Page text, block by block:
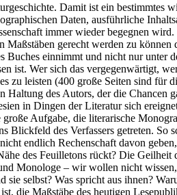
Damit ist ein
Daten, ausführliche
immer wieder begegnen
Maßstäben gerecht werden zu
einnimmt und nicht nur unter
ist. Wer sich das vergegenwärtigt,
zu leisten (400 große Seiten sind
des Autors, der die
in Dingen der Literatur sich
Aufgabe, die literarische
Blickfeld des Verfassers getreten.
endlich Rechenschaft davon
des Feuilletons rückt? Die
Monologe – wir wollen nicht
selbst? Was spricht aus ihnen?
die Maßstäbe des heutigen